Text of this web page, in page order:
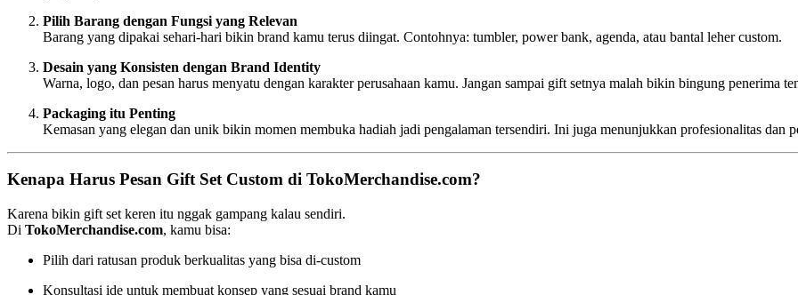
Pilih Barang dengan Fungsi yang Relevan
Barang yang dipakai sehari-hari bikin brand kamu terus diingat. Contohnya: tumbler, power bank, agenda, atau bantal leher custom.
Desain yang Konsisten dengan Brand Identity
Warna, logo, dan pesan harus menyatu dengan karakter perusahaan kamu. Jangan sampai gift setnya malah bikin bingung penerima
Packaging itu Penting
Kemasan yang elegan dan unik bikin momen membuka hadiah jadi pengalaman tersendiri. Ini juga menunjukkan profesionalitas dan
Kenapa Harus Pesan Gift Set Custom di TokoMerchandise.com?
Karena bikin gift set keren itu nggak gampang kalau sendiri.
Di TokoMerchandise.com, kamu bisa:
Pilih dari ratusan produk berkualitas yang bisa di-custom
Konsultasi ide untuk membuat konsep yang sesuai brand kamu